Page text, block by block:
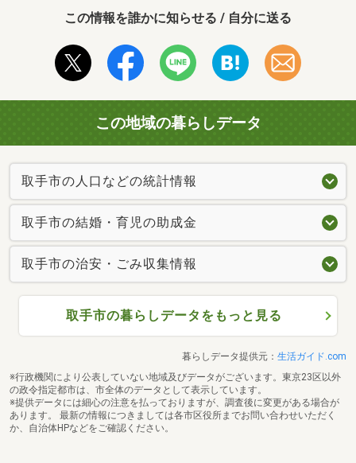
この情報を誰かに知らせる / 自分に送る
この地域の暮らしデータ
取手市の人口などの統計情報
取手市の結婚・育児の助成金
取手市の治安・ごみ収集情報
取手市の暮らしデータをもっと見る
暮らしデータ提供元： 生活ガイド.com
※行政機関により公表していない地域及びデータがございます。東京23区以外
の政令指定都市は、市全体のデータとして表示しています。
※提供データには細心の注意を払っておりますが、調査後に変更がある場合が
あります。 最新の情報につきましては各市区役所までお問い合わせいただく
か、自治体HPなどをご確認ください。